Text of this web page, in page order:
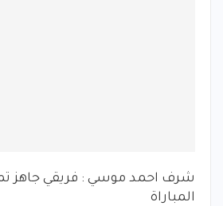
شرف احمد موسي : فريقي جاهز
المباراة